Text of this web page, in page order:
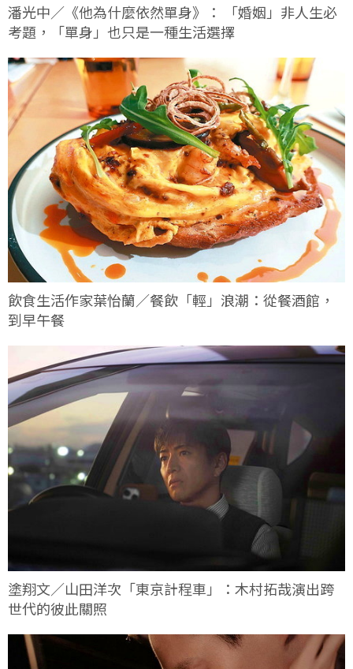
潘光中／《他為什麼依然單身》： 「婚姻」非人生必
考題，「單身」也只是一種生活選擇
飲食生活作家葉怡蘭／餐飲「輕」浪潮：從餐酒館，
到早午餐
塗翔文／山田洋次「東京計程車」：木村拓哉演出跨
世代的彼此關照